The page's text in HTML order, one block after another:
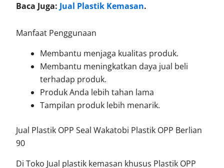
Baca Juga: Jual Plastik Kemasan.
Manfaat Penggunaan
Membantu menjaga kualitas produk.
Membantu meningkatkan daya jual beli
terhadap produk.
Produk Anda lebih tahan lama
Tampilan produk lebih menarik.
Jual Plastik OPP Seal Wakatobi Plastik OPP Berlian
90
Di Toko Jual plastik kemasan khusus Plastik OPP